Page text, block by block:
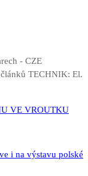
- CZE
TECHNIK: El.
VE VROUTKU
i na výstavu polské